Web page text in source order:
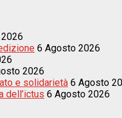
6 Agosto 2026
2026
e solidarietà 6 Agosto
dell’ictus 6 Agosto 2026